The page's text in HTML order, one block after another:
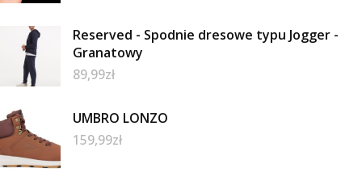
Reserved - Spodnie dresowe typu Jogger -
Granatowy
89,99zł
UMBRO LONZO
159,99zł